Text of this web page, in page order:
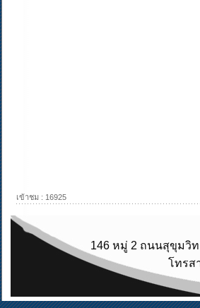
เข้าชม : 16925
146 หมู่ 2 ถนนสุขุมวิท
โทรส